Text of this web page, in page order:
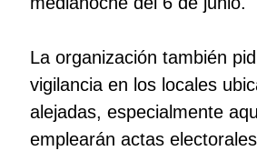
La organización también
vigilancia en los locales
alejadas, especialmente
emplearán actas